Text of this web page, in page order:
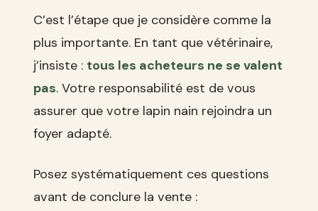
C’est l’étape que je considère comme la
plus importante. En tant que vétérinaire,
j’insiste : tous les acheteurs ne se valent
pas. Votre responsabilité est de vous
assurer que votre lapin nain rejoindra un
foyer adapté.
Posez systématiquement ces questions
avant de conclure la vente :